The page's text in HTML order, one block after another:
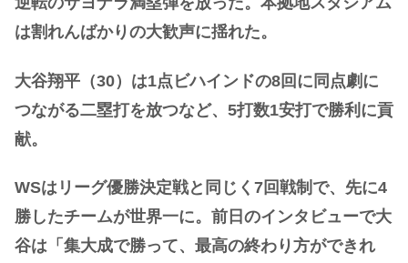
は割れんばかりの大歓声に揺れた。
大谷翔平（30）は1点ビハインドの8回に同点劇に
つながる二塁打を放つなど、5打数1安打で勝利に貢
献。
WSはリーグ優勝決定戦と同じく7回戦制で、先に4
勝したチームが世界一に。前日のインタビューで大
谷は「集大成で勝って、最高の終わり方ができれ